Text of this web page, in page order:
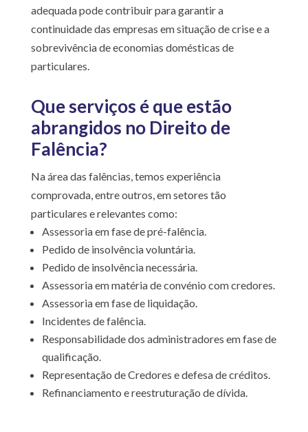
adequada pode contribuir para garantir a
continuidade das empresas em situação de crise e a
sobrevivência de economias domésticas de
particulares.
Que serviços é que estão
abrangidos no Direito de
Falência?
Na área das falências, temos experiência
comprovada, entre outros, em setores tão
particulares e relevantes como:
Assessoria em fase de pré-falência.
Pedido de insolvência voluntária.
Pedido de insolvência necessária.
Assessoria em matéria de convénio com credores.
Assessoria em fase de liquidação.
Incidentes de falência.
Responsabilidade dos administradores em fase de
qualificação.
Representação de Credores e defesa de créditos.
Refinanciamento e reestruturação de dívida.